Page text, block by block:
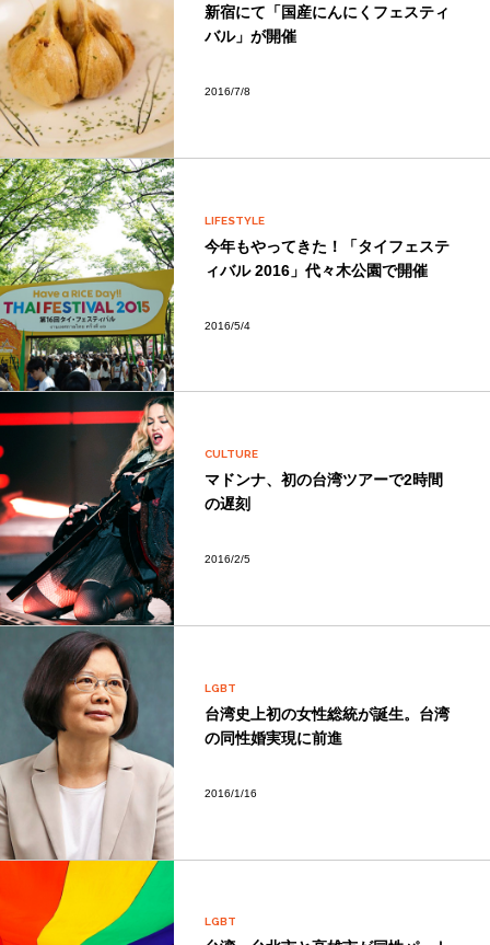
新宿にて「国産にんにくフェスティ
バル」が開催
2016/7/8
LIFESTYLE
今年もやってきた！「タイフェステ
ィバル 2016」代々木公園で開催
2016/5/4
CULTURE
マドンナ、初の台湾ツアーで2時間
の遅刻
2016/2/5
LGBT
台湾史上初の女性総統が誕生。台湾
の同性婚実現に前進
2016/1/16
LGBT